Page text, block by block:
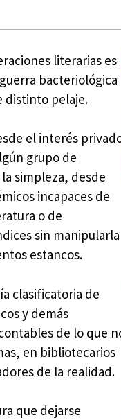
literarias es
bacteriológica
distinto pelaje.
el interés
grupo de
simpleza, desde
incapaces de
o de
sin manipularla
estancos.
clasificatoria de
y demás
de lo que
en bibliotecarios
de la realidad.
que dejarse